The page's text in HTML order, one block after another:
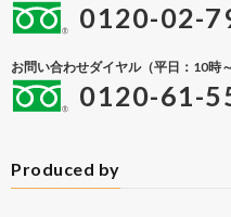
0120-02-
お問い合わせダイヤル（平日：10時
0120-61-
Produced by